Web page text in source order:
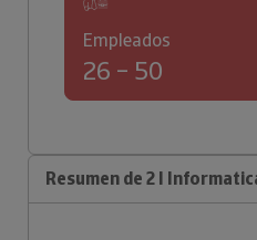
Empleados
26 – 50
Resumen de 2 I